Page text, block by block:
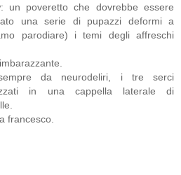
un poveretto che dovrebbe essere
una serie di pupazzi deformi a
parodiare) i temi degli affreschi
da neurodeliri, i tre serci
in una cappella laterale di
francesco.